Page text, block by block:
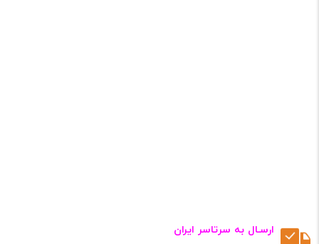
ارسـال به سرتاسر ایران